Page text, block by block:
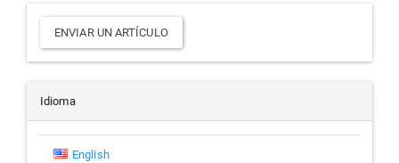
Enviar
un
artículo
ENVIAR UN ARTÍCULO
Idioma
English